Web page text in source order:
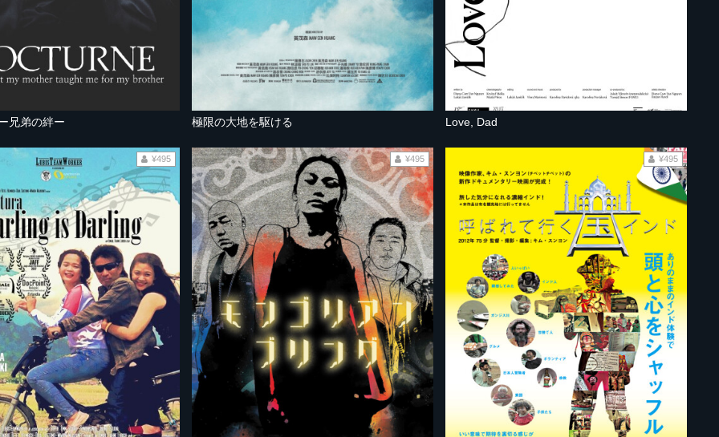
兄弟の絆ー 極限の大地を駆ける Love, Dad
¥495 ¥495 ¥495